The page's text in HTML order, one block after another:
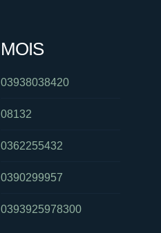
MOIS
03938038420
08132
0362255432
0390299957
0393925978300